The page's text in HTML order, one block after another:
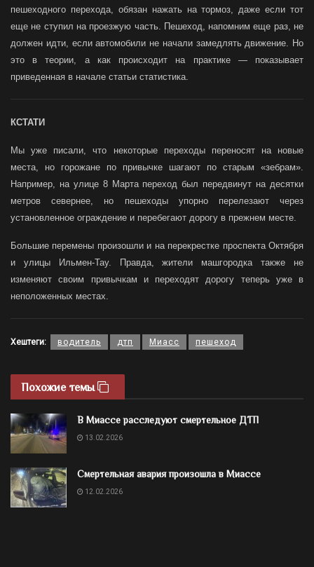
пешеходного перехода, обязан нажать на тормоз, даже если тот
еще не ступил на проезжую часть. Пешеход, напомним еще раз, не
должен идти, если автомобили не начали замедлять движение. Но
это в теории, а как происходит на практике — показывает
приведенная в начале статьи статистика.
КСТАТИ
Мы уже писали, что некоторые переходы переносят на новые
места, но горожане по привычке шагают по старым «зебрам».
Например, на улице 8 Марта переход был передвинут на десятки
метров севернее, но пешеходы упорно перелезают через
установленное ограждение и перебегают дорогу в прежнем месте.
Большие перемены произошли и на перекрестке проспекта Октября
и улицы Ильмен-Тау. Правда, жители машгородка также не
изменяют своим привычкам и переходят дорогу теперь уже в
неположенных местах.
Хештеги: водитель дтп Миасс пешеход
Похожие темы
В Миассе расследуют смертельное ДТП
13.02.2026
Смертельная авария произошла в Миассе
12.02.2026